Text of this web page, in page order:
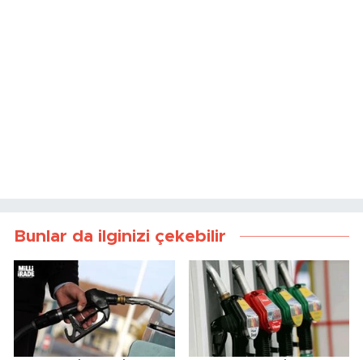
Bunlar da ilginizi çekebilir